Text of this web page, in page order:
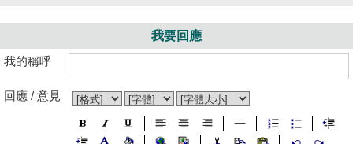
我要回應
我的稱呼
回應 / 意見